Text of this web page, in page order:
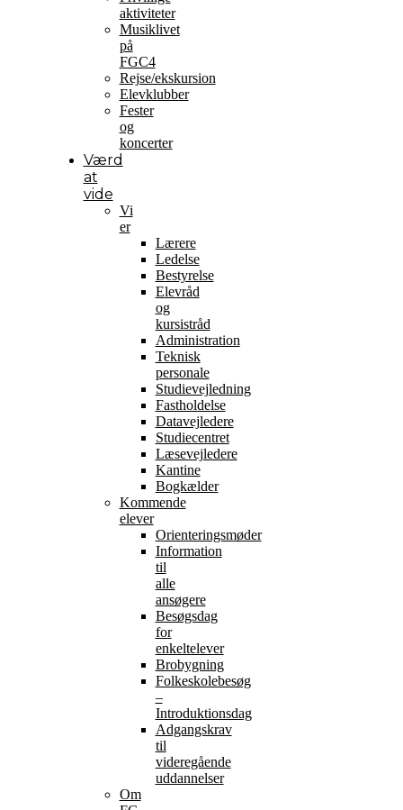
aktiviteter
Musiklivet
på
FGC4
Rejse/ekskursion
Elevklubber
Fester
og
koncerter
Værd
at
vide
Vi
er
Lærere
Ledelse
Bestyrelse
Elevråd
og
kursistråd
Administration
Teknisk
personale
Studievejledning
Fastholdelse
Datavejledere
Studiecentret
Læsevejledere
Kantine
Bogkælder
Kommende
elever
Orienteringsmøder
Information
til
alle
ansøgere
Besøgsdag
for
enkeltelever
Brobygning
Folkeskolebesøg
–
Introduktionsdag
Adgangskrav
til
videregående
uddannelser
Om